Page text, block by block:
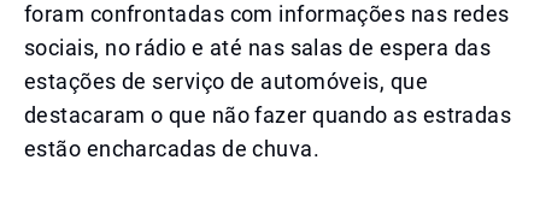
foram confrontadas com informações nas redes
sociais, no rádio e até nas salas de espera das
estações de serviço de automóveis, que
destacaram o que não fazer quando as estradas
estão encharcadas de chuva.